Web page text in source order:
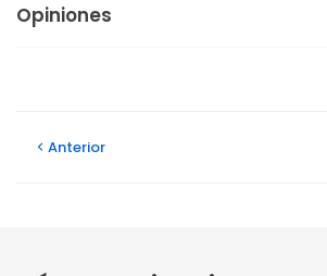
Opiniones
Anterior